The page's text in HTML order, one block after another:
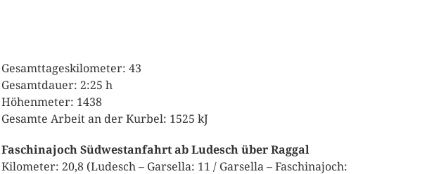
Gesamttageskilometer: 43
Gesamtdauer: 2:25 h
Höhenmeter: 1438
Gesamte Arbeit an der Kurbel: 1525 kJ
Faschinajoch Südwestanfahrt ab Ludesch über Raggal
Kilometer: 20,8 (Ludesch – Garsella: 11 / Garsella – Faschinajoch: